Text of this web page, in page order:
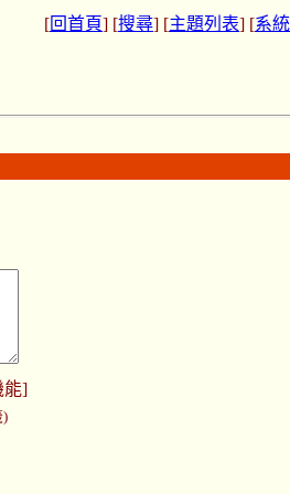
[回首頁] [搜尋] [主題列表] [系
能]
)